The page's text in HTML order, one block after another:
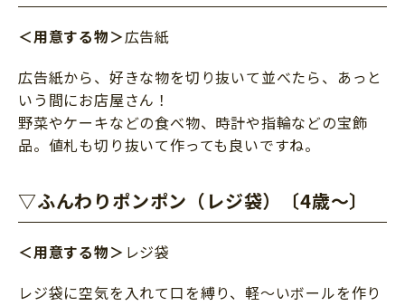
＜用意する物＞広告紙
広告紙から、好きな物を切り抜いて並べたら、あっと
いう間にお店屋さん！
野菜やケーキなどの食べ物、時計や指輪などの宝飾
品。値札も切り抜いて作っても良いですね。
▽ふんわりポンポン（レジ袋）〔4歳～〕
＜用意する物＞ レジ袋
レジ袋に空気を入れて口を縛り、軽～いボールを作り